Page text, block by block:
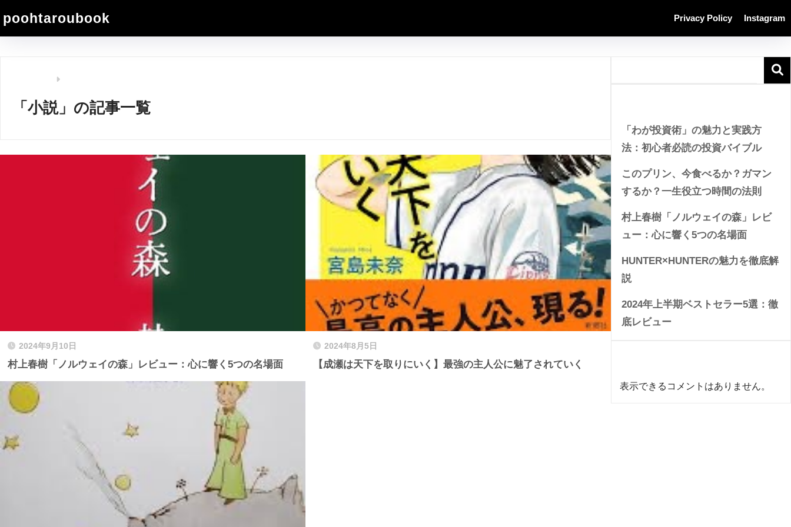
poohtaroubook Privacy Policy Instagram
「小説」の記事一覧
2024年9月10日
村上春樹「ノルウェイの森」レビュー：心に響く5つの名場面
2024年8月5日
【成瀬は天下を取りにいく】最強の主人公に魅了されていく
「わが投資術」の魅力と実践方
法：初心者必読の投資バイブル
このプリン、今食べるか？ガマン
するか？一生役立つ時間の法則
村上春樹「ノルウェイの森」レビ
ュー：心に響く5つの名場面
HUNTER×HUNTERの魅力を徹底解
説
2024年上半期ベストセラー5選：徹
底レビュー
表示できるコメントはありません。